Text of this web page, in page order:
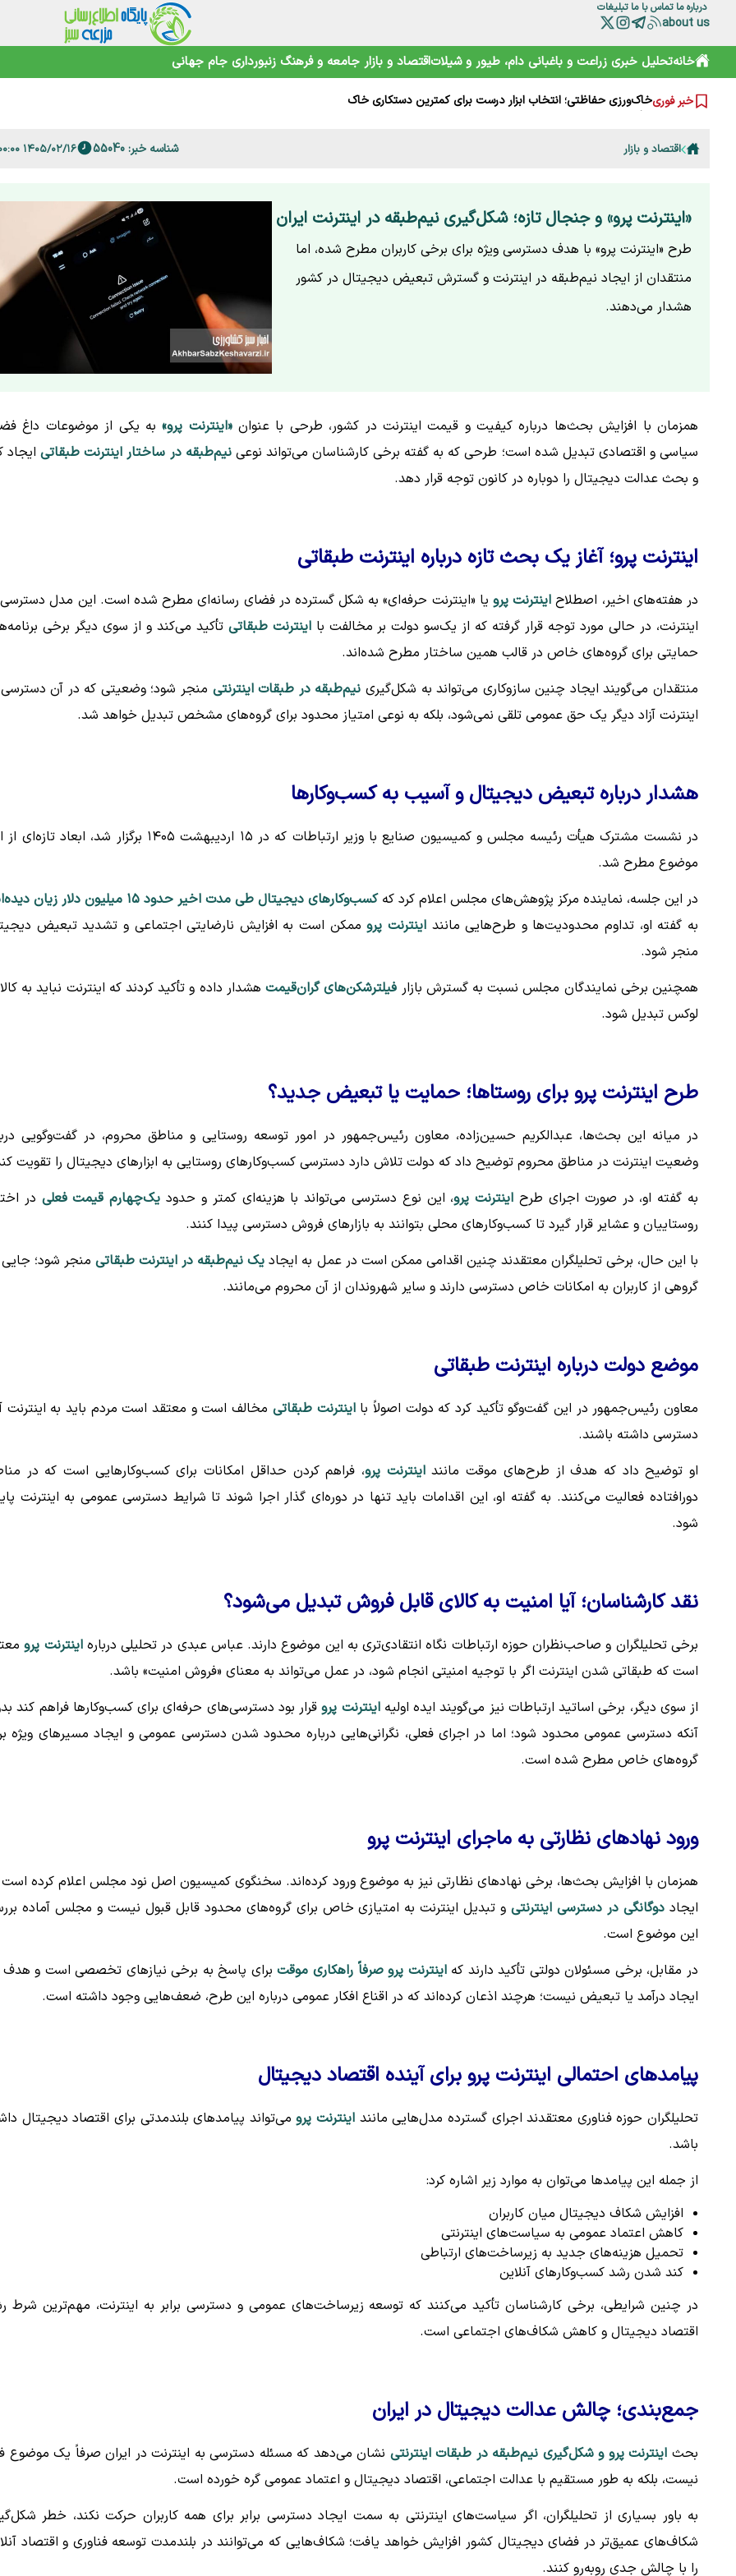
درباره ما تماس با ما تبلیغات
about us
خانهتحلیل خبری زراعت و باغبانی دام، طیور و شیلاتاقتصاد و بازار جامعه و فرهنگ زنبورداری جام جهانی
خبر فوری
مرثیه‌ای برای خودمان؛ روز خبرنگار را تسلیت بگوییم یا تبریک؟
زیست‌کودها چگونه مصرف سموم شیمیایی را در کشاورزی کاهش می‌دهند
خاک‌ورزی حفاظتی؛ انتخاب ابزار درست برای کمترین دستکاری خاک
مرگ مادر باردار در بیمارستان بم؛ روایتی تلخ از زایمانی که به عزا رسید
«صدسال به این سال‌ها» پس از ۱۹ سال اکران شد؛ نوشدارویی دیرهنگام
نخلداران زیر فشار آب شور، آفت و هزینه‌های بالا
خبرنگار در صف اول خبر، در صف آخر معیشت
اقتصاد و بازار شناسه خبر: 55040 ۱۴۰۵/۰۲/۱۶ ۲۰:۰۰:۰۰
«اینترنت پرو» و جنجال تازه؛ شکل‌گیری نیم‌طبقه در اینترنت ایران
طرح «اینترنت پرو» با هدف دسترسی ویژه برای برخی کاربران مطرح شده، اما
منتقدان از ایجاد نیم‌طبقه در اینترنت و گسترش تبعیض دیجیتال در کشور
هشدار می‌دهند.
همزمان با افزایش بحث‌ها درباره کیفیت و قیمت اینترنت در کشور، طرحی با عنوان«اینترنت پرو»به یکی از موضوعات داغ
سیاسی و اقتصادی تبدیل شده است؛ طرحی که به گفته برخی کارشناسان می‌تواند نوعینیم‌طبقه در ساختار اینترنت طبقاتیایجاد
و بحث عدالت دیجیتال را دوباره در کانون توجه قرار دهد.
اینترنت پرو؛ آغاز یک بحث تازه درباره اینترنت طبقاتی
در هفته‌های اخیر، اصطلاح اینترنت پرویا «اینترنت حرفه‌ای» به شکل گسترده در فضای رسانه‌ای مطرح شده است. این مدل
اینترنت، در حالی مورد توجه قرار گرفته که از یک‌سو دولت بر مخالفت بااینترنت طبقاتی تأکید می‌کند و از سوی دیگر برخی
حمایتی برای گروه‌های خاص در قالب همین ساختار مطرح شده‌اند.
منتقدان می‌گویند ایجاد چنین سازوکاری می‌تواند به شکل‌گیری نیم‌طبقه در طبقات اینترنتی منجر شود؛ وضعیتی که در آن دسترسی
اینترنت آزاد دیگر یک حق عمومی تلقی نمی‌شود، بلکه به نوعی امتیاز محدود برای گروه‌های مشخص تبدیل خواهد شد.
هشدار درباره تبعیض دیجیتال و آسیب به کسب‌وکارها
در نشست مشترک هیأت رئیسه مجلس و کمیسیون صنایع با وزیر ارتباطات که در ۱۵ اردیبهشت ۱۴۰۵ برگزار شد، ابعاد
موضوع مطرح شد.
در این جلسه، نماینده مرکز پژوهش‌های مجلس اعلام کرد کهکسب‌وکارهای دیجیتال طی مدت اخیر حدود ۱۵ میلیون دلار زیان دیده‌اند
به گفته او، تداوم محدودیت‌ها و طرح‌هایی ماننداینترنت پروممکن است به افزایش نارضایتی اجتماعی و تشدید تبعیض
منجر شود.
همچنین برخی نمایندگان مجلس نسبت به گسترش بازار فیلترشکن‌های گران‌قیمتهشدار داده و تأکید کردند که اینترنت نباید به
لوکس تبدیل شود.
طرح اینترنت پرو برای روستاها؛ حمایت یا تبعیض جدید؟
در میانه این بحث‌ها، عبدالکریم حسین‌زاده، معاون رئیس‌جمهور در امور توسعه روستایی و مناطق محروم، در گفت‌وگویی
وضعیت اینترنت در مناطق محروم توضیح داد که دولت تلاش دارد دسترسی کسب‌وکارهای روستایی به ابزارهای دیجیتال را تقویت
به گفته او، در صورت اجرای طرح اینترنت پرو، این نوع دسترسی می‌تواند با هزینه‌ای کمتر و حدود یک‌چهارم قیمت فعلی در
روستاییان و عشایر قرار گیرد تا کسب‌وکارهای محلی بتوانند به بازارهای فروش دسترسی پیدا کنند.
با این حال، برخی تحلیلگران معتقدند چنین اقدامی ممکن است در عمل به ایجاد یک نیم‌طبقه در اینترنت طبقاتیمنجر شود؛ جایی
گروهی از کاربران به امکانات خاص دسترسی دارند و سایر شهروندان از آن محروم می‌مانند.
موضع دولت درباره اینترنت طبقاتی
معاون رئیس‌جمهور در این گفت‌وگو تأکید کرد که دولت اصولاً بااینترنت طبقاتی مخالف است و معتقد است مردم باید به اینترنت
دسترسی داشته باشند.
او توضیح داد که هدف از طرح‌های موقت ماننداینترنت پرو، فراهم کردن حداقل امکانات برای کسب‌وکارهایی است که در
دورافتاده فعالیت می‌کنند. به گفته او، این اقدامات باید تنها در دوره‌ای گذار اجرا شوند تا شرایط دسترسی عمومی به اینترنت
شود.
نقد کارشناسان؛ آیا امنیت به کالای قابل فروش تبدیل می‌شود؟
برخی تحلیلگران و صاحب‌نظران حوزه ارتباطات نگاه انتقادی‌تری به این موضوع دارند. عباس عبدی در تحلیلی دربارهاینترنت پرو
است که طبقاتی شدن اینترنت اگر با توجیه امنیتی انجام شود، در عمل می‌تواند به معنای «فروش امنیت» باشد.
از سوی دیگر، برخی اساتید ارتباطات نیز می‌گویند ایده اولیهاینترنت پروقرار بود دسترسی‌های حرفه‌ای برای کسب‌وکارها فراهم کند
آنکه دسترسی عمومی محدود شود؛ اما در اجرای فعلی، نگرانی‌هایی درباره محدود شدن دسترسی عمومی و ایجاد مسیرهای ویژه
گروه‌های خاص مطرح شده است.
ورود نهادهای نظارتی به ماجرای اینترنت پرو
همزمان با افزایش بحث‌ها، برخی نهادهای نظارتی نیز به موضوع ورود کرده‌اند. سخنگوی کمیسیون اصل نود مجلس اعلام کرده
ایجاد دوگانگی در دسترسی اینترنتیو تبدیل اینترنت به امتیازی خاص برای گروه‌های محدود قابل قبول نیست و مجلس آماده
این موضوع است.
در مقابل، برخی مسئولان دولتی تأکید دارند کهاینترنت پرو صرفاً راهکاری موقتبرای پاسخ به برخی نیازهای تخصصی است و هدف
ایجاد درآمد یا تبعیض نیست؛ هرچند اذعان کرده‌اند که در اقناع افکار عمومی درباره این طرح، ضعف‌هایی وجود داشته است.
پیامدهای احتمالی اینترنت پرو برای آینده اقتصاد دیجیتال
تحلیلگران حوزه فناوری معتقدند اجرای گسترده مدل‌هایی مانند اینترنت پرومی‌تواند پیامدهای بلندمدتی برای اقتصاد دیجیتال
باشد.
از جمله این پیامدها می‌توان به موارد زیر اشاره کرد:
افزایش شکاف دیجیتال میان کاربران
کاهش اعتماد عمومی به سیاست‌های اینترنتی
تحمیل هزینه‌های جدید به زیرساخت‌های ارتباطی
کند شدن رشد کسب‌وکارهای آنلاین
در چنین شرایطی، برخی کارشناسان تأکید می‌کنند که توسعه زیرساخت‌های عمومی و دسترسی برابر به اینترنت، مهم‌ترین شرط
اقتصاد دیجیتال و کاهش شکاف‌های اجتماعی است.
جمع‌بندی؛ چالش عدالت دیجیتال در ایران
بحث اینترنت پرو و شکل‌گیری نیم‌طبقه در طبقات اینترنتی نشان می‌دهد که مسئله دسترسی به اینترنت در ایران صرفاً یک موضوع
نیست، بلکه به طور مستقیم با عدالت اجتماعی، اقتصاد دیجیتال و اعتماد عمومی گره خورده است.
به باور بسیاری از تحلیلگران، اگر سیاست‌های اینترنتی به سمت ایجاد دسترسی برابر برای همه کاربران حرکت نکند، خطر
شکاف‌های عمیق‌تر در فضای دیجیتال کشور افزایش خواهد یافت؛ شکاف‌هایی که می‌توانند در بلندمدت توسعه فناوری و اقتصاد
را با چالش جدی روبه‌رو کنند.